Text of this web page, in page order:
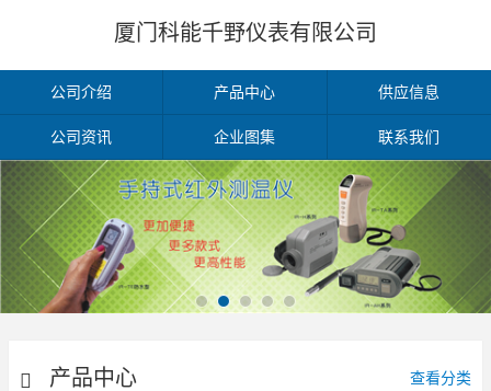
厦门科能千野仪表有限公司
公司介绍 产品中心 供应信息
公司资讯 企业图集 联系我们
产品中心 查看分类